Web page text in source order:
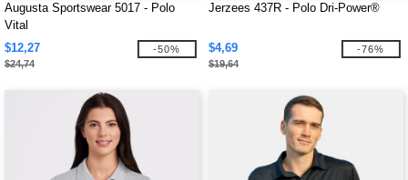
Augusta Sportswear 5017 - Polo
Vital
$12,27
$24,74
-50%
Jerzees 437R - Polo Dri-Power®
$4,69
$19,64
-76%